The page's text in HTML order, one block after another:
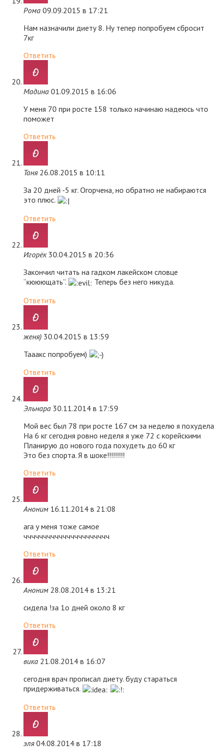
Рома 09.09.2015 в 17:21
Нам назначили диету 8. Ну тепер попробуем сбросит
7кг
Ответить
Мадина 01.09.2015 в 16:06
У меня 70 при росте 158 только начинаю надеюсь что
поможет
Ответить
Таня 26.08.2015 в 10:11
За 20 дней -5 кг. Огорчена, но обратно не набираются
это плюс.
Ответить
Игорёк 30.04.2015 в 20:36
Закончил читать на гадком лакейском словце
“кююющать”.
Теперь без него никуда.
Ответить
женя) 30.04.2015 в 13:59
Тааакс попробуем)
Ответить
Эльнара 30.11.2014 в 17:59
Мой вес был 78 при росте 167 см за неделю я похудела
На 6 кг сегодня ровно неделя я уже 72 с корейскими
Планирую до нового года похудеть до 60 кг
Это без спорта. Я в шоке!!!!!!!!!
Ответить
Аноним 16.11.2014 в 21:08
ага у меня тоже самое
чччччччччччччччччччччч
Ответить
Аноним 28.08.2014 в 13:21
сидела !за 1о дней около 8 кг
Ответить
вика 21.08.2014 в 16:07
сегодня врач прописал диету. буду стараться
придерживаться.
Ответить
эля 04.08.2014 в 17:18